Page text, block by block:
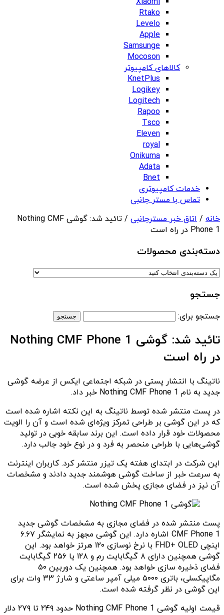
Rtako
Levelo
Apple
Samsunge
Mocoson
کالاهای کامپیوتر
KnetPlus
Logikey
Logitech
Rapoo
Tsco
Eleven
royal
Onikuma
Adata
Bnet
خدمات کامپیوتری
تماس با مستر جانبی
خانه / اتاق خبر مسترجانبی
/ تائید شد: گوشی Nothing CMF
Phone 1 در راه است
دسته‌بندی‌ محصولات
جستجو
جستجو برای:
تائید شد: گوشی Nothing CMF Phone 1
در راه است
ناتینگ با انتشار پستی در شبکه اجتماعی ایکس از عرضه گوشی
جدید به نام Nothing CMF Phone 1 خبر داد.
در پست منتشر شده توسط ناتینگ به این نکته اشاره شده است
که در این گوشی بر طراحی تمرکز ویژه‌ای شده است و آن را الویت
محصولات خود قرار داده است. این برند سابقه خوبی در تولید
گوشی‌هایی با طراحی منحصر به فرد و در نوع خود جالب دارد.
این شرکت در ابتدای هفته یک تیزر منتشر کرد. کاربران اینترنت
به سرعت خبر از ساخت گوشی هوشمند جدید دادند و مشخصات
آن نیز در فضای مجازی پخش شده است.
پست منتشر شده در فضای مجازی به مشخصات گوشی جدید
CMF Phone 1 اشاره دارد. این گوشی مجهز به نمایشگر ۶.۶۷
اینچی FHD+ OLED با نرخ نوسازی ۱۲۰ هرتز خواهد بود. این
گوشی همچنین دارای ۸ گیگابایت رم و ۱۲۸ یا ۲۵۶ گیگابایت
فضای ذخیره سازی خواهد بود. همچنین یک دوربین ۵۰
مگاپیکسلی، باتری ۵۰۰۰ میلی آمپر ساعتی و شارژ ۳۳ وات برای
این گوشی در نظر گرفته شده است.
قیمت اولیه گوشی Nothing CMF Phone 1 حدود ۲۴۹ تا ۲۷۹ دلار